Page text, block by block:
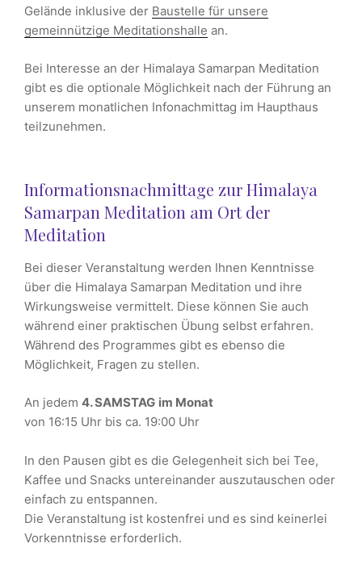
Gelände inklusive der Baustelle für unsere
gemeinnützige Meditationshalle an.
Bei Interesse an der Himalaya Samarpan Meditation
gibt es die optionale Möglichkeit nach der Führung an
unserem monatlichen Infonachmittag im Haupthaus
teilzunehmen.
Informationsnachmittage zur Himalaya
Samarpan Meditation am Ort der
Meditation
Bei dieser Veranstaltung werden Ihnen Kenntnisse
über die Himalaya Samarpan Meditation und ihre
Wirkungsweise vermittelt. Diese können Sie auch
während einer praktischen Übung selbst erfahren.
Während des Programmes gibt es ebenso die
Möglichkeit, Fragen zu stellen.
An jedem 4. SAMSTAG im Monat
von 16:15 Uhr bis ca. 19:00 Uhr
In den Pausen gibt es die Gelegenheit sich bei Tee,
Kaffee und Snacks untereinander auszutauschen oder
einfach zu entspannen.
Die Veranstaltung ist kostenfrei und es sind keinerlei
Vorkenntnisse erforderlich.